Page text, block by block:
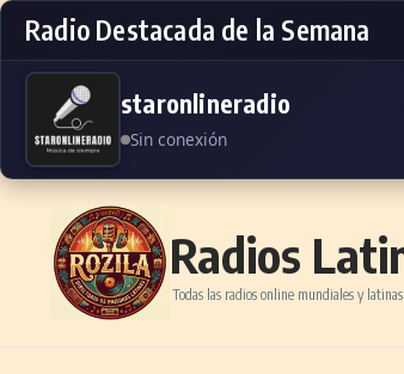
Radio Destacada de la Semana
staronlineradio
Sin conexión
Skip to content
Radios
Todas las radios online mundiales y latinas.